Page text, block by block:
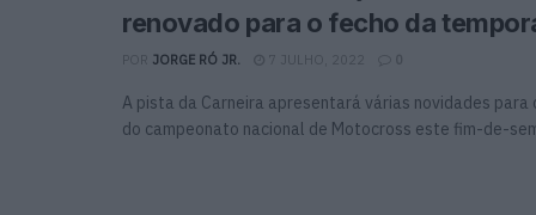
renovado para o fecho da
JORGE RÓ JR. 7 JULHO, 2022 0
A pista da Carneira apresentará várias novidades para
do campeonato nacional de Motocross este fim-de-